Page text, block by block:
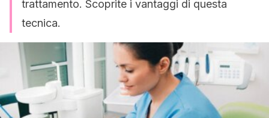
trattamento. Scoprite i vantaggi di questa
tecnica.